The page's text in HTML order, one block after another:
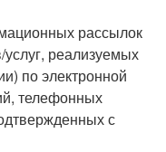
рассылок
реализуемых
по электронной
телефонных
с